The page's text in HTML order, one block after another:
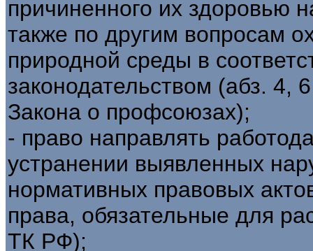
причиненного их здоровью
также по другим вопросам
природной среды в
законодательством (абз. 4,
Закона о профсоюзах);
- право направлять
устранении выявленных
нормативных правовых
права, обязательные для
ТК РФ);